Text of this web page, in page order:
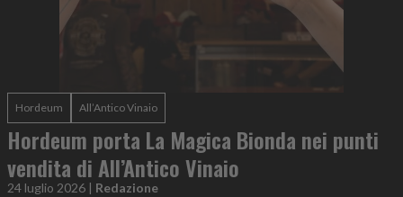
Hordeum All’Antico Vinaio
Hordeum porta La Magica Bionda nei punti
vendita di All’Antico Vinaio
24 luglio 2026 | Redazione